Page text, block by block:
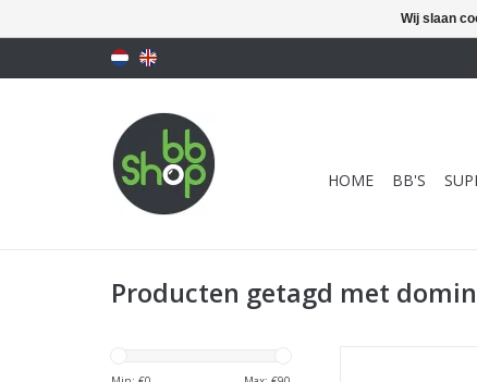
HOME BB'S
Producten getagd met
Wij slaan